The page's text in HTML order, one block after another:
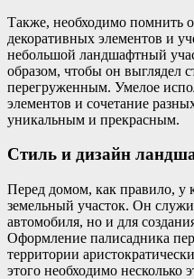
Также, необходимо помнить
декоративных элементов и
небольшой ландшафтный
образом, чтобы он выглядел
перегруженным. Умелое
элементов и сочетание
уникальным и прекрасным.
Стиль и дизайн
Перед домом, как правило, у
земельный участок. Он
автомобиля, но и для
Оформление палисадника
территории
этого необходимо несколько